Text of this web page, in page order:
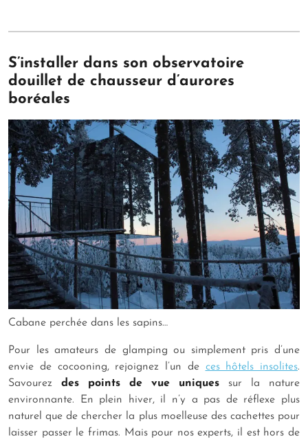
S’installer dans son observatoire
douillet de chausseur d’aurores
boréales
Cabane perchée dans les sapins…
Pour les amateurs de glamping ou simplement pris d’une
envie de cocooning, rejoignez l’un de ces hôtels insolites.
Savourez des points de vue uniques sur la nature
environnante. En plein hiver, il n’y a pas de réflexe plus
naturel que de chercher la plus moelleuse des cachettes pour
laisser passer le frimas. Mais pour nos experts, il est hors de